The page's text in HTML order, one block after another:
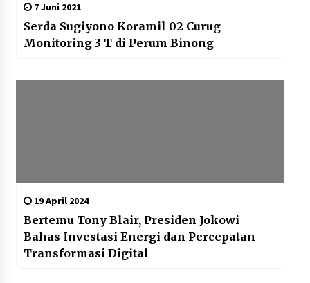
7 Juni 2021
Serda Sugiyono Koramil 02 Curug
Monitoring 3 T di Perum Binong
19 April 2024
Bertemu Tony Blair, Presiden Jokowi
Bahas Investasi Energi dan Percepatan
Transformasi Digital